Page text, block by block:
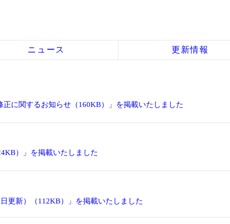
ニュース 更新情報
に関するお知らせ（160KB）」を掲載いたしました
）」を掲載いたしました
更新）（112KB）」を掲載いたしました